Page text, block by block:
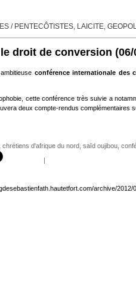
/ PENTECÔTISTES, LAICITE,
droit de conversion (06/
conférence internationale des
cette conférence très suivie a
deux compte-rendus complémentaires
chrétiens d'afrique du nord saïd oujibou
|
archive/